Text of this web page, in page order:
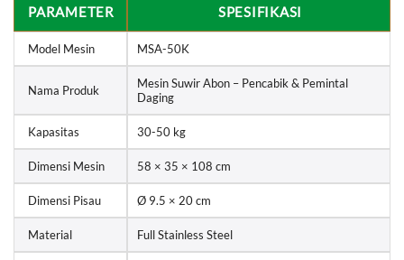
PARAMETER SPESIFIKASI
Model Mesin MSA-50K
Nama Produk
Mesin Suwir Abon – Pencabik & Pemintal
Daging
Kapasitas 30-50 kg
Dimensi Mesin 58 × 35 × 108 cm
Dimensi Pisau Ø 9.5 × 20 cm
Material Full Stainless Steel